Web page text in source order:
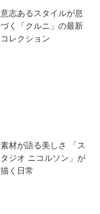
意志あるスタイルが息
づく「クルニ」の最新
コレクション
素材が語る美しさ 「ス
タジオ ニコルソン」が
描く日常